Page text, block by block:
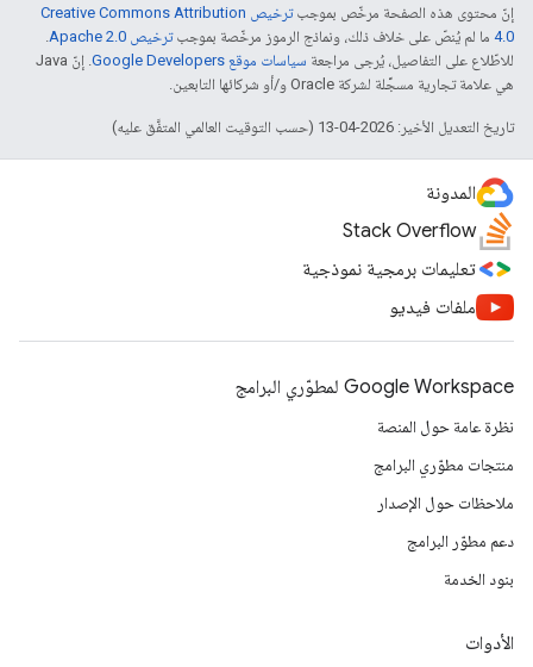
إنّ محتوى هذه الصفحة مرخّص بموجب
ترخيص Creative Commons Attribution
4.0‏ ما لم يُنصّ على خلاف ذلك، ونماذج الرموز مرخّصة بموجبترخيص Apache 2.0‏
.
للاطّلاع على التفاصيل، يُرجى مراجعة سياسات موقع Google Developers‏
. إنّ Java
هي علامة تجارية مسجَّلة لشركة Oracle و/أو شركائها التابعين.
تاريخ التعديل الأخير: 2026-04-13 (حسب التوقيت العالمي المتفَّق عليه)
المدونة
Stack Overflow
تعليمات برمجية نموذجية
ملفات فيديو
Google Workspace لمطوّري البرامج
نظرة عامة حول المنصة
منتجات مطوّري البرامج
ملاحظات حول الإصدار
دعم مطوّر البرامج
بنود الخدمة
الأدوات